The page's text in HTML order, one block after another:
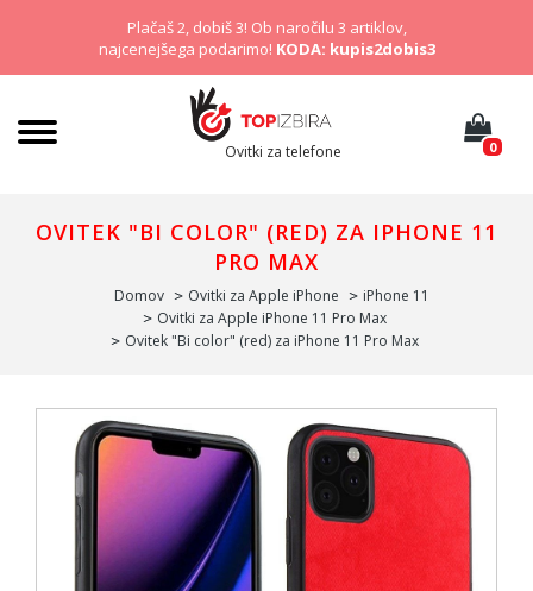
Plačaš 2, dobiš 3! Ob naročilu 3 artiklov,
najcenejšega podarimo! KODA: kupis2dobis3
Ovitki za telefone 0
OVITEK "BI COLOR" (RED) ZA IPHONE 11
PRO MAX
Domov Ovitki za Apple iPhone
iPhone 11
Ovitki za Apple iPhone 11 Pro Max
Ovitek "Bi color" (red) za iPhone 11 Pro Max